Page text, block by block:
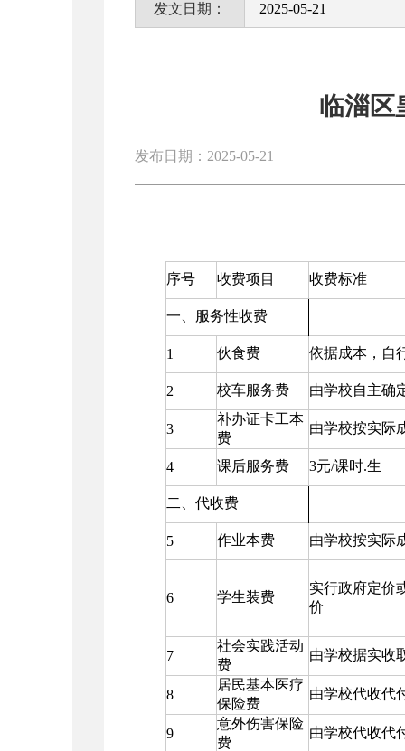
发文日期： 2025-05-21
临淄区
发布日期：2025-05-21
序号 收费项目 收费标准
一、服务性收费
1 伙食费 依据成本，自
2 校车服务费 由学校自主确
3
补办证卡工本
费
由学校按实际
4 课后服务费 3元/课时.生
二、代收费
5 作业本费 由学校按实际
6 学生装费
实行政府定价
价
7
社会实践活动
费
由学校据实收
8
居民基本医疗
保险费
由学校代收代
9
意外伤害保险
费
由学校代收代